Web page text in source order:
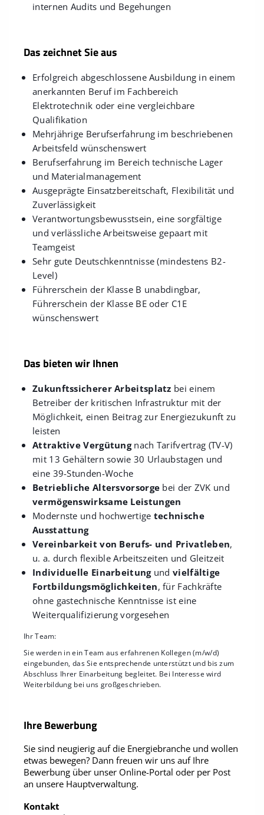
internen Audits und Begehungen
Das zeichnet Sie aus
Erfolgreich abgeschlossene Ausbildung in einem
anerkannten Beruf im Fachbereich
Elektrotechnik oder eine vergleichbare
Qualifikation
Mehrjährige Berufserfahrung im beschriebenen
Arbeitsfeld wünschenswert
Berufserfahrung im Bereich technische Lager
und Materialmanagement
Ausgeprägte Einsatzbereitschaft, Flexibilität und
Zuverlässigkeit
Verantwortungsbewusstsein, eine sorgfältige
und verlässliche Arbeitsweise gepaart mit
Teamgeist
Sehr gute Deutschkenntnisse (mindestens B2-
Level)
Führerschein der Klasse B unabdingbar,
Führerschein der Klasse BE oder C1E
wünschenswert
Das bieten wir Ihnen
Zukunftssicherer Arbeitsplatz bei einem
Betreiber der kritischen Infrastruktur mit der
Möglichkeit, einen Beitrag zur Energiezukunft zu
leisten
Attraktive Vergütungnach Tarifvertrag (TV-V)
mit 13 Gehältern sowie 30 Urlaubstagen und
eine 39-Stunden-Woche
Betriebliche Altersvorsorge bei der ZVK und
vermögenswirksame Leistungen
Modernste und hochwertige technische
Ausstattung
Vereinbarkeit von Berufs- und Privatleben,
u. a. durch flexible Arbeitszeiten und Gleitzeit
Individuelle Einarbeitungund vielfältige
Fortbildungsmöglichkeiten, für Fachkräfte
ohne gastechnische Kenntnisse ist eine
Weiterqualifizierung vorgesehen
Ihr Team:
Sie werden in ein Team aus erfahrenen Kollegen (m/w/d)
eingebunden, das Sie entsprechende unterstützt und bis zum
Abschluss Ihrer Einarbeitung begleitet. Bei Interesse wird
Weiterbildung bei uns großgeschrieben.
Ihre Bewerbung
Sie sind neugierig auf die Energiebranche und wollen
etwas bewegen? Dann freuen wir uns auf Ihre
Bewerbung über unser Online-Portal oder per Post
an unsere Hauptverwaltung.
Kontakt